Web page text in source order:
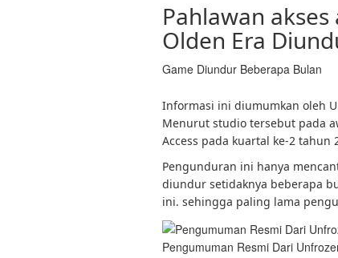
Pahlawan
Olden Era
Game Diundur Beberapa Bulan
Informasi ini diumumkan oleh
Menurut studio tersebut pada
Access pada kuartal ke-2
Pengunduran ini hanya
diundur setidaknya beberapa
ini. sehingga paling lama
Pengumuman Resmi Dari